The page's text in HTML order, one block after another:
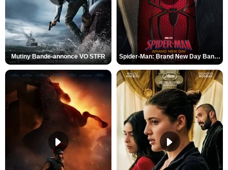
Mutiny Bande-annonce VO STFR Spider-Man: Brand New Day Bande-annonce VO STFR